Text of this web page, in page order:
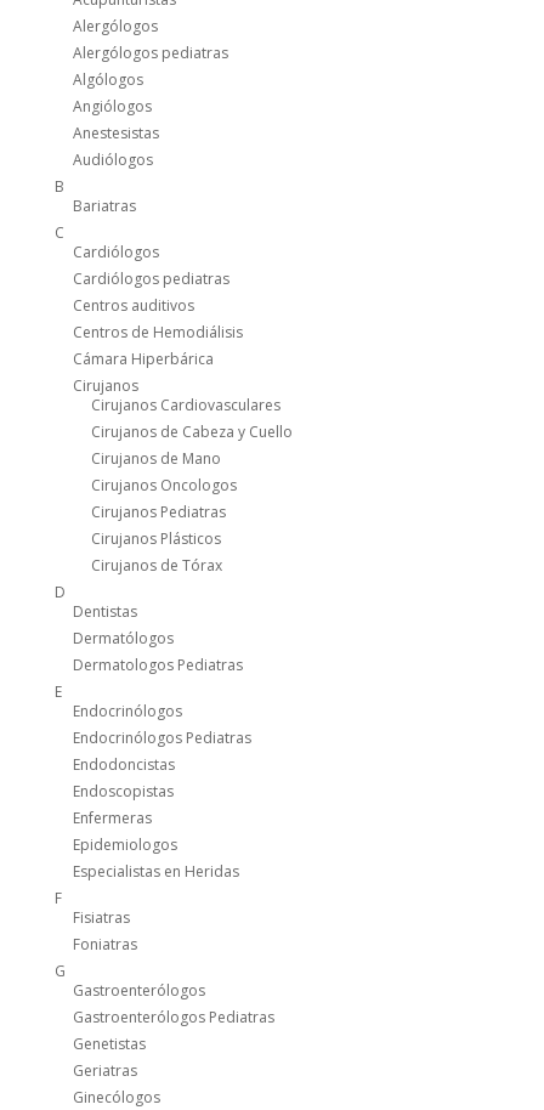
Alergólogos
Alergólogos pediatras
Algólogos
Angiólogos
Anestesistas
Audiólogos
B
Bariatras
C
Cardiólogos
Cardiólogos pediatras
Centros auditivos
Centros de Hemodiálisis
Cámara Hiperbárica
Cirujanos
Cirujanos Cardiovasculares
Cirujanos de Cabeza y Cuello
Cirujanos de Mano
Cirujanos Oncologos
Cirujanos Pediatras
Cirujanos Plásticos
Cirujanos de Tórax
D
Dentistas
Dermatólogos
Dermatologos Pediatras
E
Endocrinólogos
Endocrinólogos Pediatras
Endodoncistas
Endoscopistas
Enfermeras
Epidemiologos
Especialistas en Heridas
F
Fisiatras
Foniatras
G
Gastroenterólogos
Gastroenterólogos Pediatras
Genetistas
Geriatras
Ginecólogos